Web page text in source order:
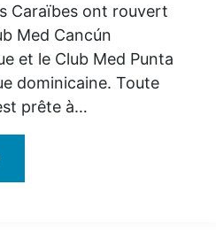
Caraïbes ont rouvert
Med Cancún
et le Club Med Punta
dominicaine. Toute
prête à…